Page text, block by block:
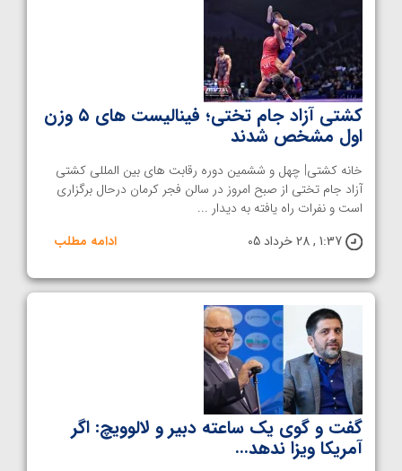
کشتی آزاد جام تختی؛ فینالیست های ۵ وزن
اول مشخص شدند
خانه کشتی| چهل و ششمین دوره رقابت های بین المللی کشتی
آزاد جام تختی از صبح امروز در سالن فجر کرمان درحال برگزاری
است و نفرات راه یافته به دیدار ...
1:37 , 28 خرداد 05
ادامه مطلب
گفت و گوی یک ساعته دبیر و لالوویچ: اگر
آمریکا ویزا ندهد…